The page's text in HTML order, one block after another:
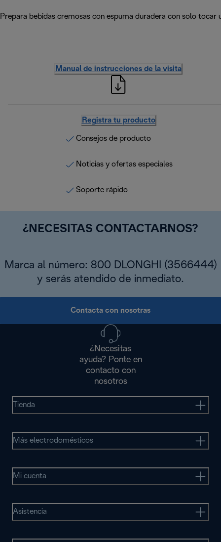
Prepara bebidas cremosas con espuma duradera con solo tocar
Manual de instrucciones de la visita
Registra tu producto
Consejos de producto
Noticias y ofertas especiales
Soporte rápido
¿NECESITAS CONTACTARNOS?
Marca al número: 800 DLONGHI (3566444)
y serás atendido de inmediato.
Contacta con nosotras
¿Necesitas
ayuda? Ponte en
contacto con
nosotros
Tienda
Más electrodomésticos
Mi cuenta
Asistencia